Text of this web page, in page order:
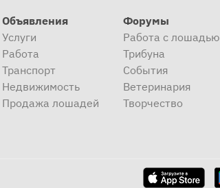
Объявления
Услуги
Работа
Транспорт
Недвижимость
Продажа лошадей
Форумы
Работа с лошадью
Трибуна
События
Ветеринария
Творчество